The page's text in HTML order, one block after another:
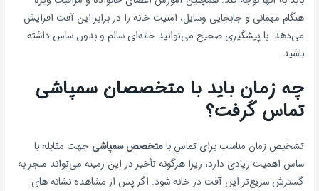
هنگام مهمانی و جابجایی وسایل، امنیت خانه را در برابر این آفت افزایش
می‌دهد. با پیشگیری صحیح می‌توانید خانه‌ای سالم و بدون ساس داشته
باشید.
چه زمان باید با متخصصان سمپاشی
تماس گرفت؟
تشخیص زمان مناسب برای تماس بامتخصص سمپاشیجهت مقابله با
ساس اهمیت زیادی دارد، زیرا هرگونه تأخیر در این زمینه می‌تواند منجر به
گسترش سریع‌تر این آفت در خانه شود. اگر پس از مشاهده نشانه های